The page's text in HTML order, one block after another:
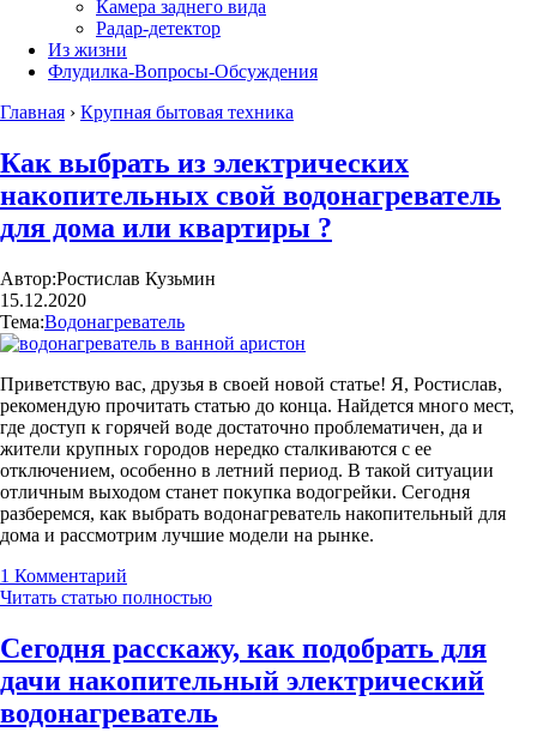
Камера заднего вида
Радар-детектор
Из жизни
Флудилка-Вопросы-Обсуждения
Главная › Крупная бытовая техника
Как выбрать из электрических
накопительных свой водонагреватель
для дома или квартиры ?
Автор:Ростислав Кузьмин
15.12.2020
Тема:Водонагреватель
Приветствую вас, друзья в своей новой статье! Я, Ростислав,
рекомендую прочитать статью до конца. Найдется много мест,
где доступ к горячей воде достаточно проблематичен, да и
жители крупных городов нередко сталкиваются с ее
отключением, особенно в летний период. В такой ситуации
отличным выходом станет покупка водогрейки. Сегодня
разберемся, как выбрать водонагреватель накопительный для
дома и рассмотрим лучшие модели на рынке.
1 Комментарий
Читать статью полностью
Сегодня расскажу, как подобрать для
дачи накопительный электрический
водонагреватель